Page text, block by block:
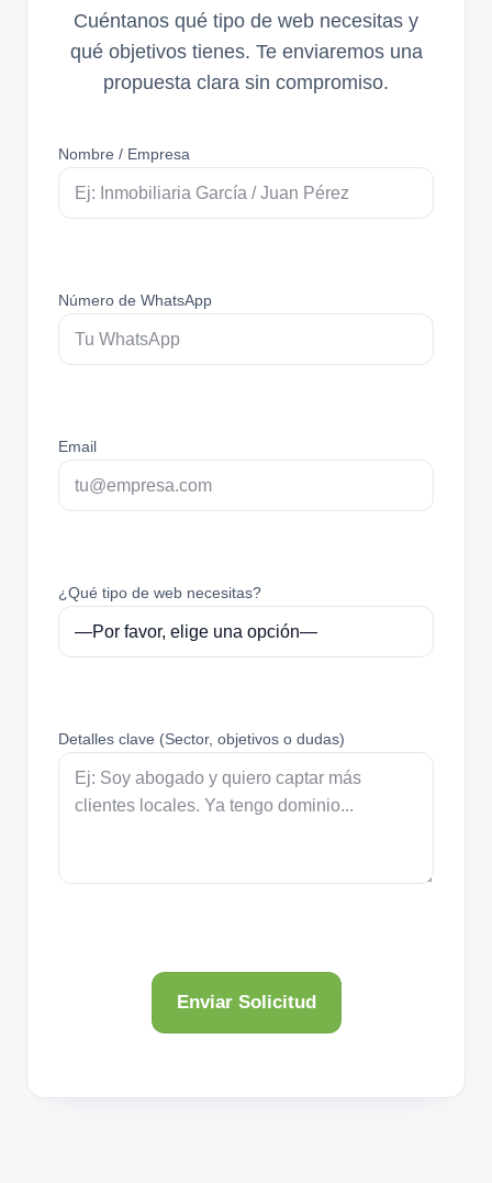
Cuéntanos qué tipo de web necesitas y
qué objetivos tienes. Te enviaremos una
propuesta clara sin compromiso.
Nombre / Empresa
Número de WhatsApp
Email
¿Qué tipo de web necesitas?
Detalles clave (Sector, objetivos o dudas)